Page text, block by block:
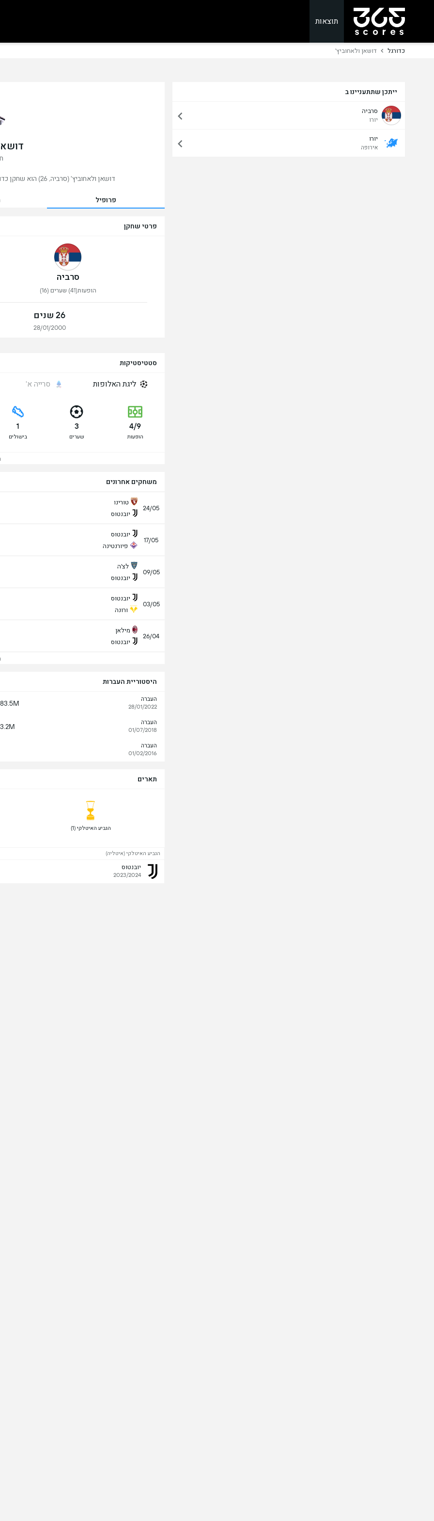
תוצאות
כדורגל דושאן ולאחוביץ'
ייתכן שתתעניינו ב
סרביה
יורו
יורו
אירופה
דושאן ולאחוביץ' (סרביה, 26) הוא שחקן כדורגל ללא קבוצה, שלאחרונה שיחק ביובנטוס, איטליה.
פרופיל
פרטי שחקן
סרביה
הופעות(41) שערים (16)
26 שנים
28/01/2000
סטטיסטיקות
ליגת האלופות סרייה א'
4/9
הופעות
3
שערים
1
בישולים
משחקים אחרונים
24/05
טורינו
יובנטוס
17/05
יובנטוס
פיורנטינה
09/05
לצ'ה
יובנטוס
03/05
יובנטוס
ורונה
26/04
מילאן
יובנטוס
היסטוריית העברות
העברה
28/01/2022
העברה
01/07/2018
העברה
01/02/2016
תארים
הגביע האיטלקי (1)
הגביע האיטלקי (איטליה)
יובנטוס
2023/2024